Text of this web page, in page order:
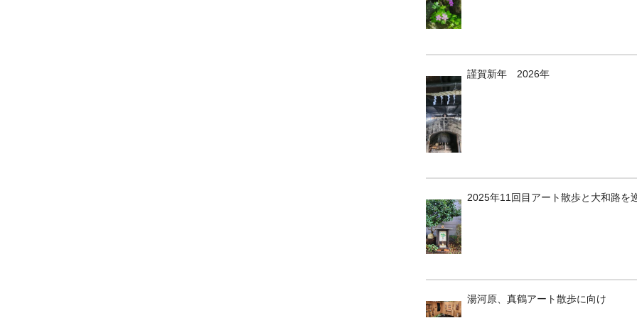
謹賀新年 2026年
2025年11回目アート散歩と大和路を
湯河原、真鶴アート散歩に向け